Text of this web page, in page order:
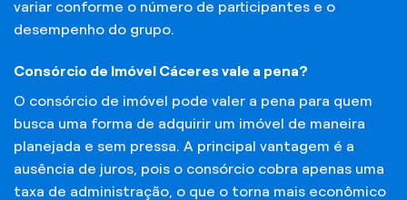
variar conforme o número de participantes e o
desempenho do grupo.
Consórcio de Imóvel Cáceres vale a pena?
O consórcio de imóvel pode valer a pena para quem
busca uma forma de adquirir um imóvel de maneira
planejada e sem pressa. A principal vantagem é a
ausência de juros, pois o consórcio cobra apenas uma
taxa de administração, o que o torna mais econômico